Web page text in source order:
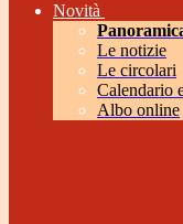
Novità
Le notizie
Le circolari
Calendario
Albo online